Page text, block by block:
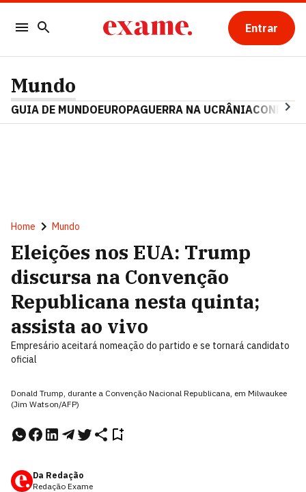
Entrar
Mundo
GUIA DE MUNDOEUROPAGUERRA NA UCRÂNIA
Home Mundo
Eleições nos EUA: Trump
discursa na Convenção
Republicana nesta quinta;
assista ao vivo
Empresário aceitará nomeação do partido e se tornará candidato
oficial
Donald Trump, durante a Convenção Nacional Republicana, em Milwaukee
(Jim Watson/AFP)
Da Redação
Redação Exame